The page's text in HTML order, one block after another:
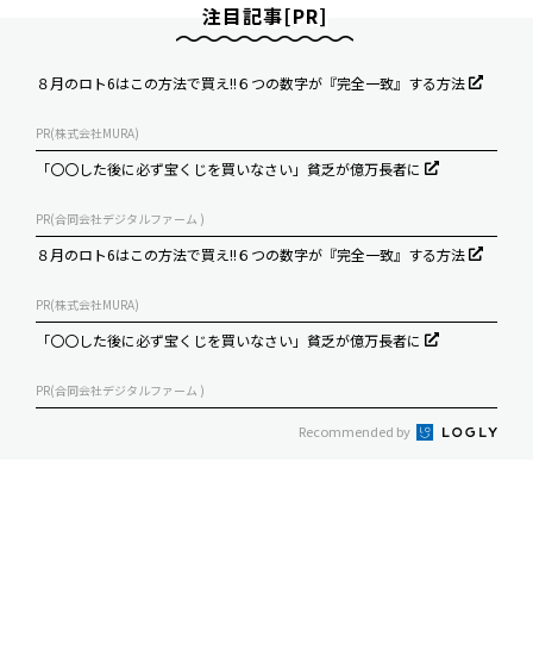
注目記事[PR]
８月のロト6はこの方法で買え!!６つの数字が『完全一致』する方法
PR(株式会社MURA)
「〇〇した後に必ず宝くじを買いなさい」貧乏が億万長者に
PR(合同会社デジタルファーム )
８月のロト6はこの方法で買え!!６つの数字が『完全一致』する方法
PR(株式会社MURA)
「〇〇した後に必ず宝くじを買いなさい」貧乏が億万長者に
PR(合同会社デジタルファーム )
Recommended by